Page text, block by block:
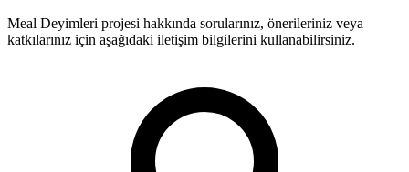
Meal Deyimleri projesi hakkında sorularınız, önerileriniz veya
katkılarınız için aşağıdaki iletişim bilgilerini kullanabilirsiniz.